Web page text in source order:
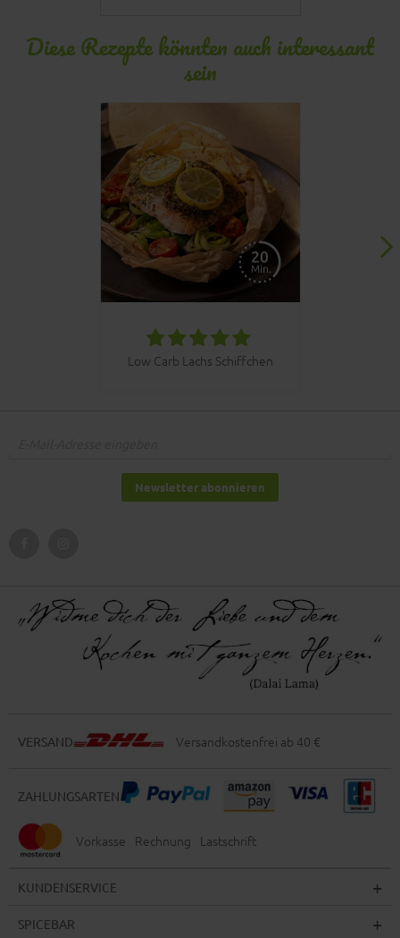
Diese Rezepte könnten auch interessant
sein
Low Carb Lachs Schiffchen
Newsletter abonnieren
VERSAND Versandkostenfrei ab 40 €
ZAHLUNGSARTEN
Vorkasse Rechnung Lastschrift
KUNDENSERVICE
SPICEBAR